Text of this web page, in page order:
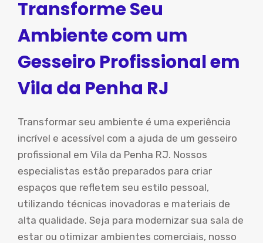
Transforme Seu
Ambiente com um
Gesseiro Profissional em
Vila da Penha RJ
Transformar seu ambiente é uma experiência
incrível e acessível com a ajuda de um gesseiro
profissional em Vila da Penha RJ. Nossos
especialistas estão preparados para criar
espaços que refletem seu estilo pessoal,
utilizando técnicas inovadoras e materiais de
alta qualidade. Seja para modernizar sua sala de
estar ou otimizar ambientes comerciais, nosso